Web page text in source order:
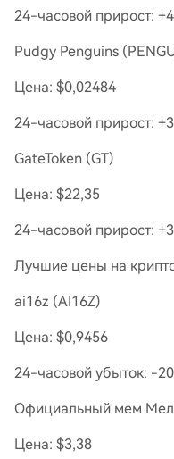
24-часовой прирост:
Pudgy Penguins
Цена: $0,02484
24-часовой прирост:
GateToken (GT)
Цена: $22,35
24-часовой прирост:
Лучшие цены на
ai16z (AI16Z)
Цена: $0,9456
24-часовой убыток: -
Официальный мем
Цена: $3,38